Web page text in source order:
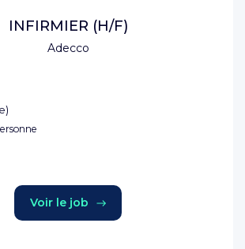
Adecco
INFIRMIER (H/F)
)
Voir le job